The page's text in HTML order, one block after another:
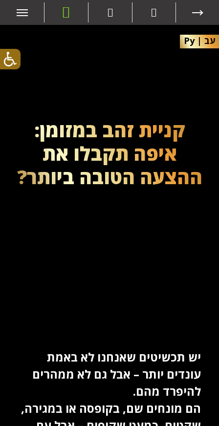
עב|
Ру
קניית זהב במזומן:
איפה תקבלו את
ההצעה הטובה ביותר?
יש תכשיטים שאנחנו לא באמת
עונדים יותר – אבל גם לא ממהרים
להיפרד מהם.
הם מונחים שם, בקופסה או במגירה,